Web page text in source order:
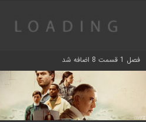
فصل 1 قسمت 8 اضافه شد